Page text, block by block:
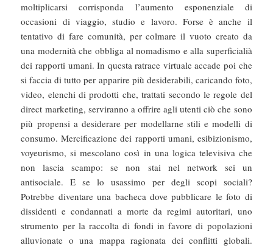
moltiplicarsi corrisponda l’aumento esponenziale di
occasioni di viaggio, studio e lavoro. Forse è anche il
tentativo di fare comunità, per colmare il vuoto creato da
una modernità che obbliga al nomadismo e alla superficialià
dei rapporti umani. In questa ratrace virtuale accade poi che
si faccia di tutto per apparire più desiderabili, caricando foto,
video, elenchi di prodotti che, trattati secondo le regole del
direct marketing, serviranno a offrire agli utenti ciò che sono
più propensi a desiderare per modellarne stili e modelli di
consumo. Mercificazione dei rapporti umani, esibizionismo,
voyeurismo, si mescolano così in una logica televisiva che
non lascia scampo: se non stai nel network sei un
antisociale. E se lo usassimo per degli scopi sociali?
Potrebbe diventare una bacheca dove pubblicare le foto di
dissidenti e condannati a morte da regimi autoritari, uno
strumento per la raccolta di fondi in favore di popolazioni
alluvionate o una mappa ragionata dei conflitti globali.